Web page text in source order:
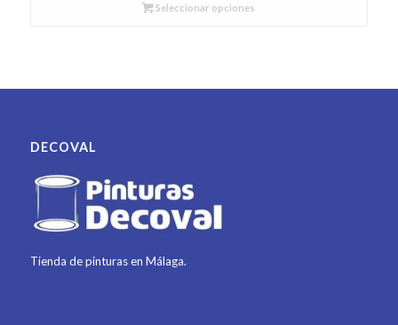
Seleccionar opciones
DECOVAL
Tienda de pinturas en Málaga.